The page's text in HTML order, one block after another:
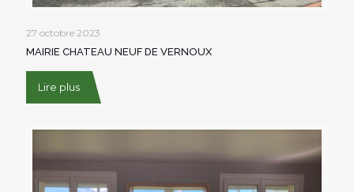
27 octobre 2023
MAIRIE CHATEAU NEUF DE VERNOUX
Lire plus